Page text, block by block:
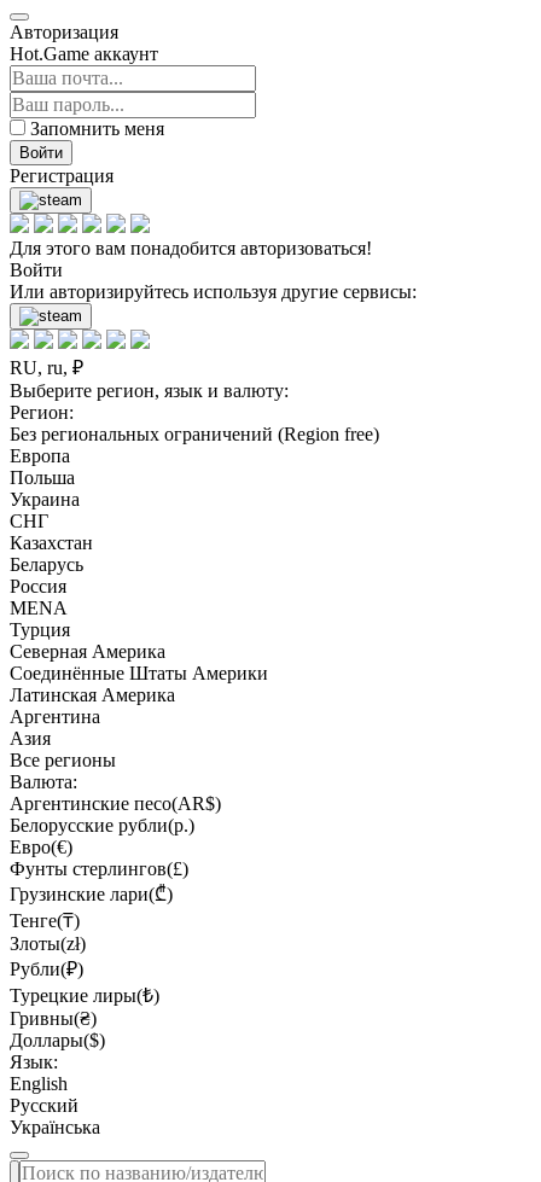
Авторизация
Hot.Game аккаунт
Запомнить меня
Войти
Регистрация
Для этого вам понадобится авторизоваться!
Войти
Или авторизируйтесь используя другие сервисы:
RU, ru, ₽
Выберите регион, язык и валюту:
Регион:
Без региональных ограничений (Region free)
Европа
Польша
Украина
СНГ
Казахстан
Беларусь
Россия
MENA
Турция
Северная Америка
Соединённые Штаты Америки
Латинская Америка
Аргентина
Азия
Все регионы
Валюта:
Аргентинские песо(AR$)
Белорусские рубли(р.)
Евро(€)
Фунты стерлингов(£)
Грузинские лари(₾)
Тенге(₸)
Злоты(zł)
Рубли(₽)
Турецкие лиры(₺)
Гривны(₴)
Доллары($)
Язык:
English
Русский
Українська